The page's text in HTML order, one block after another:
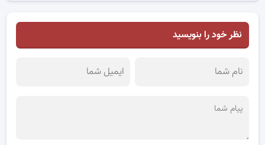
نظر خود را بنویسید